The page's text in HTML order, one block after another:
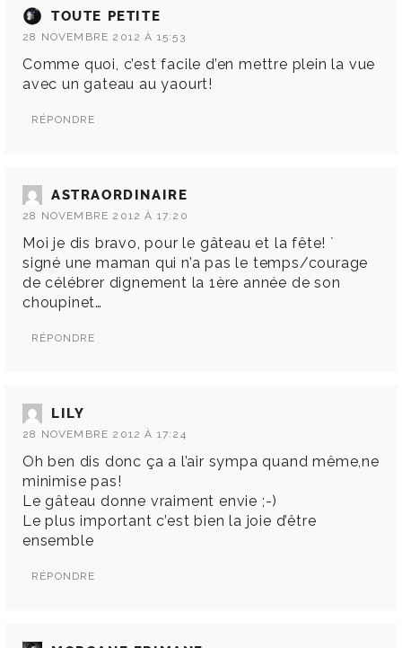
TOUTE PETITE
28 NOVEMBRE 2012 À 15:53
Comme quoi, c’est facile d’en mettre plein la vue
avec un gateau au yaourt!
RÉPONDRE
ASTRAORDINAIRE
28 NOVEMBRE 2012 À 17:20
Moi je dis bravo, pour le gâteau et la fête! `
signé une maman qui n’a pas le temps/courage
de célébrer dignement la 1ère année de son
choupinet…
RÉPONDRE
LILY
28 NOVEMBRE 2012 À 17:24
Oh ben dis donc ça a l’air sympa quand même,ne
minimise pas!
Le gâteau donne vraiment envie ;-)
Le plus important c’est bien la joie d’être
ensemble
RÉPONDRE